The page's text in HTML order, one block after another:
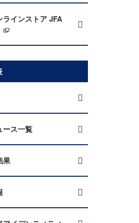
ラインストア JFA
ース一覧
果